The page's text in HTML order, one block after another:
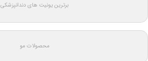
برترین یونیت های دندانپزشکی
محصولات مو